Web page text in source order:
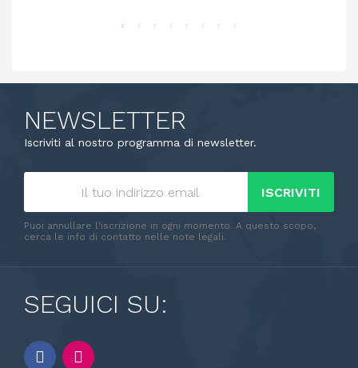
NEWSLETTER
Iscriviti al nostro programma di newsletter.
ISCRIVITI
Puoi annullare l'iscrizione in ogni momento. A questo scopo,
cerca le info di contatto nelle note legali.
SEGUICI SU: